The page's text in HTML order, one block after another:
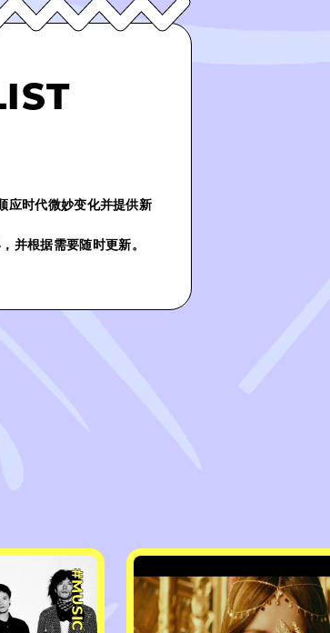
应时代微妙变化并提供新
并根据需要随时更新。
#MUSIC